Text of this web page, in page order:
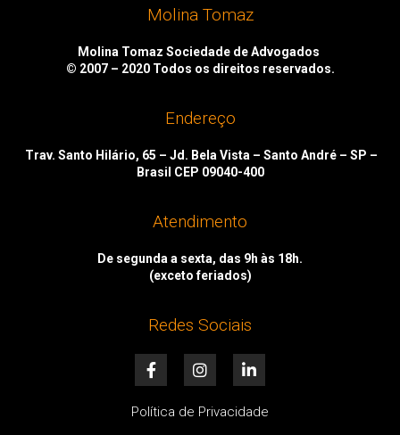
Molina Tomaz
Molina Tomaz Sociedade de Advogados
© 2007 – 2020 Todos os direitos reservados.
Endereço
Trav. Santo Hilário, 65 – Jd. Bela Vista – Santo André – SP –
Brasil CEP 09040-400
Atendimento
De segunda a sexta, das 9h às 18h.
(exceto feriados)
Redes Sociais
F
a
e
I
n
t
i
k
Política de Privacidade